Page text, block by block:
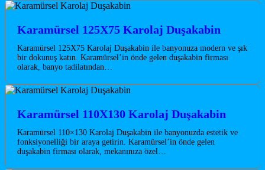
Karamürsel 125X75 Karolaj Duşakabin
Karamürsel 125X75 Karolaj Duşakabin ile banyonuza modern ve şık
bir dokunuş katın. Karamürsel’in önde gelen duşakabin firması
olarak, banyo tadilatından…
Karamürsel 110X130 Karolaj Duşakabin
Karamürsel 110×130 Karolaj Duşakabin ile banyonuzda estetik ve
fonksiyonelliği bir araya getirin. Karamürsel’in önde gelen
duşakabin firması olarak, mekanınıza özel…